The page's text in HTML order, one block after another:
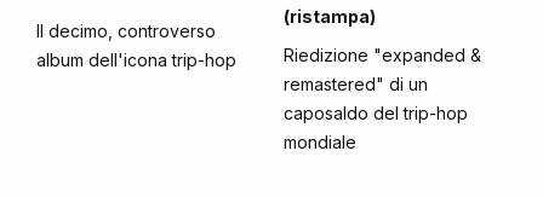
Il decimo, controverso
album dell'icona trip-hop
(ristampa)
Riedizione "expanded &
remastered" di un
caposaldo del trip-hop
mondiale